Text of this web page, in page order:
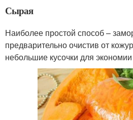
Сырая
Наиболее простой способ –
предварительно очистив от
небольшие кусочки для